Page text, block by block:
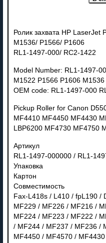
Ролик захвата HP
M1536/ P1566/ P1606
RL1-1497-000/ RC2-1422
Model Number: RL1-1497-
M1522 P1566 P1606 M1536
OEM code: RL1-1497-000
Pickup Roller for Canon
MF4410 MF4450 MF4430
LBP6200 MF4730 MF4750
Артикул
RL1-1497-000000 / RL1-
Упаковка
Картон
Совместимость
Fax-L418s / L410 / fpL190 /
MF229 / MF226 / MF216 /
MF224 / MF223 / MF222 /
/ MF244 / MF237 / MF236 /
MF4450 / MF4570 /